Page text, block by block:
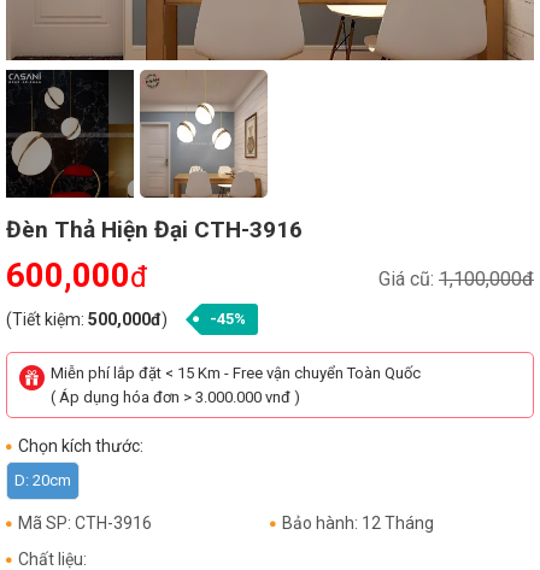
Đèn Thả Hiện Đại CTH-3916
Giá cũ: 1,100,000đ
600,000đ
(Tiết kiệm: 500,000đ) -45%
Miễn phí lắp đặt < 15 Km - Free vận chuyển Toàn Quốc
( Áp dụng hóa đơn > 3.000.000 vnđ )
Chọn kích thước:
D: 20cm
Mã SP: CTH-3916
Bảo hành: 12 Tháng
Chất liệu: